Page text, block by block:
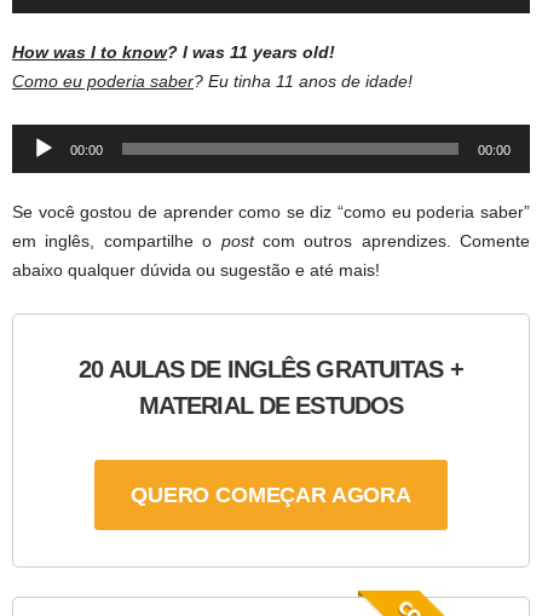
How was I to know? I was 11 years old!
Como eu poderia saber? Eu tinha 11 anos de idade!
Audio
00:00 00:00
Se você gostou de aprender como se diz “como eu poderia saber”
em inglês, compartilhe o postcom outros aprendizes. Comente
abaixo qualquer dúvida ou sugestão e até mais!
20 AULAS DE INGLÊS GRATUITAS +
MATERIAL DE ESTUDOS
QUERO COMEÇAR AGORA